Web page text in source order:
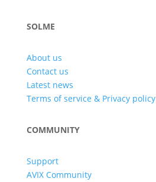
SOLME
About us
Contact us
Latest news
Terms of service & Privacy policy
COMMUNITY
Support
AVIX Community